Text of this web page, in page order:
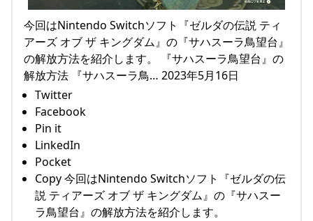
今回はNintendo Switchソフト『ゼルダの伝説 ティ
アーズ オブ ザ キングダム』の『サハスーラ鳥望台』
の解放方法を紹介します。 『サハスーラ鳥望台』の
解放方法 『サハスーラ鳥… 2023年5月16日
Twitter
Facebook
Pin it
LinkedIn
Pocket
Copy 今回はNintendo Switchソフト『ゼルダの伝
説 ティアーズ オブ ザ キングダム』の『サハスー
ラ鳥望台』の解放方法を紹介します。